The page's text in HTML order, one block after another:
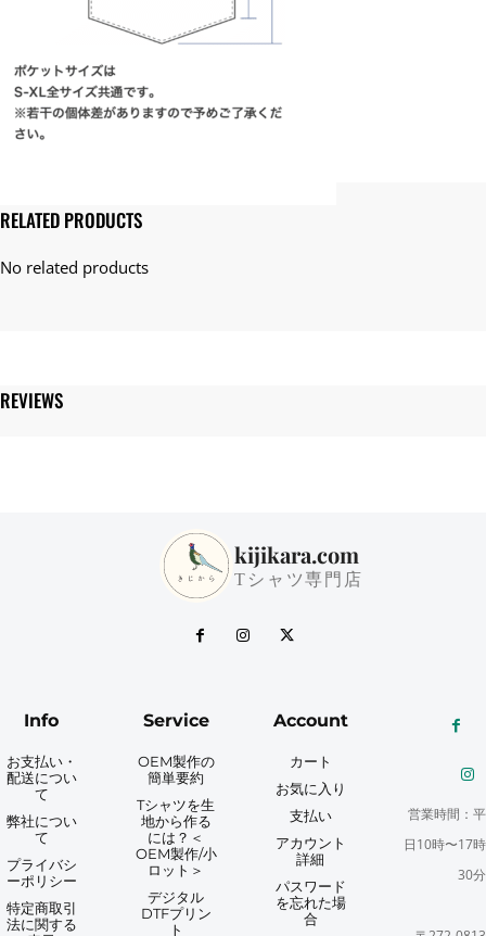
ャ
ツ
RELATED PRODUCTS
REVIEWS
kijikara.com
Tシャツ専門店
Info
お支払い・
配送につい
て
弊社につい
て
プライバシ
ーポリシー
特定商取引
法に関する
Service
OEM製作の
簡単要約
Tシャツを生
地から作る
には？＜
OEM製作/小
ロット＞
デジタル
DTFプリン
ト
Account
カート
お気に入り
支払い
アカウント
詳細
パスワード
を忘れた場
合
営業時間：平
日10時〜17時
30分